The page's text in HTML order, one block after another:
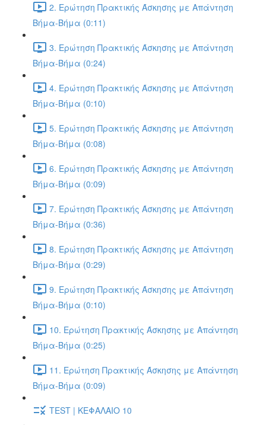
2. Ερώτηση Πρακτικής Άσκησης με Απάντηση
Βήμα-Βήμα (0:11)
3. Ερώτηση Πρακτικής Άσκησης με Απάντηση
Βήμα-Βήμα (0:24)
4. Ερώτηση Πρακτικής Άσκησης με Απάντηση
Βήμα-Βήμα (0:10)
5. Ερώτηση Πρακτικής Άσκησης με Απάντηση
Βήμα-Βήμα (0:08)
6. Ερώτηση Πρακτικής Άσκησης με Απάντηση
Βήμα-Βήμα (0:09)
7. Ερώτηση Πρακτικής Άσκησης με Απάντηση
Βήμα-Βήμα (0:36)
8. Ερώτηση Πρακτικής Άσκησης με Απάντηση
Βήμα-Βήμα (0:29)
9. Ερώτηση Πρακτικής Άσκησης με Απάντηση
Βήμα-Βήμα (0:10)
10. Ερώτηση Πρακτικής Άσκησης με Απάντηση
Βήμα-Βήμα (0:25)
11. Ερώτηση Πρακτικής Άσκησης με Απάντηση
Βήμα-Βήμα (0:09)
TEST | ΚΕΦΑΛΑΙΟ 10